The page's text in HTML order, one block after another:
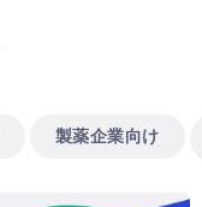
製薬企業向け